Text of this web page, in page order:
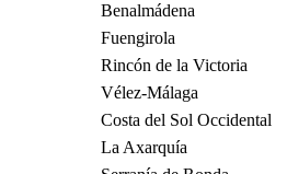
Benalmádena
Fuengirola
Rincón de la Victoria
Vélez-Málaga
Costa del Sol Occidental
La Axarquía